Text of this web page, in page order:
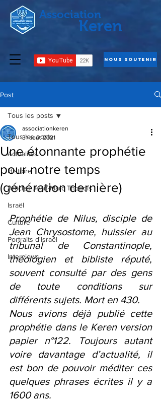
Association
Nous Soutenir
Keren
Post
Tous les posts
Actualités
Histoire
Articles Jean-Marc Thobois
Israël
Culture
Portraits d'Israël
Interviews
Tous les posts
Une étonnante prophétie
pour notre temps
(génération dernière)
associationkeren
31 août 2021
Prophétie de Nilus, disciple de
Jean Chrysostome, huissier au
tribunal de Constantinople,
théologien et bibliste réputé,
souvent consulté par des gens
de toute conditions sur
différents sujets. Mort en 430.
Nous avions déjà publié cette
prophétie dans le Keren version
papier n°122. Toujours autant
voire davantage d’actualité, il
est bon de pouvoir méditer ces
quelques phrases écrites il y a
1600 ans.